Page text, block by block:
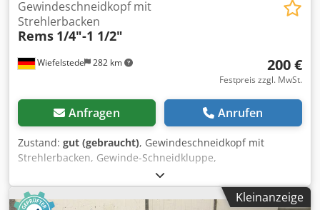
Wiefelstede 282 km
Gewindeschneidkopf mit
Strehlerbacken
Rems 1/4"-1 1/2"
200 €
Festpreis zzgl. MwSt.
Anfragen Anrufen
Zustand: gut (gebraucht), Gewindeschneidkopf mit
Strehlerbacken, Gewinde-Schneidkluppe,
Gewindeschneidmaschine, Rohrgewinde-Schneide
Dkodpfxob A Racj Accor -Zoll Gewinde: 1/4"-1 1/2" Zoll -
Gewicht: 14,5 kg
Kleinanzeige